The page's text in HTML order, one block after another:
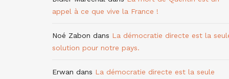
appel à ce que vive la France !
Noé Zabon dans La démocratie directe est la
solution pour notre pays.
Erwan dans La démocratie directe est la seule